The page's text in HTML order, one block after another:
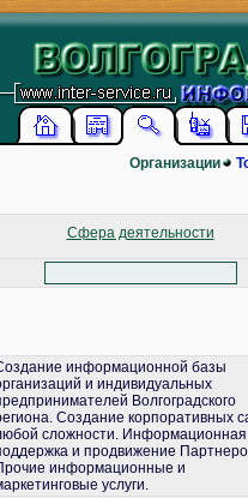
Организации
Сфера деятельности
информационной базы
и индивидуальных
Волгоградского
Создание корпоративных
сложности. Информационная
и продвижение
информационные и
услуги.